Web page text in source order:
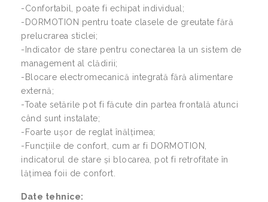
-Confortabil, poate fi echipat individual;
-DORMOTION pentru toate clasele de greutate fără
prelucrarea sticlei;
-Indicator de stare pentru conectarea la un sistem de
management al clădirii;
-Blocare electromecanică integrată fără alimentare
externă;
-Toate setările pot fi făcute din partea frontală atunci
când sunt instalate;
-Foarte ușor de reglat înălțimea;
-Funcțiile de confort, cum ar fi DORMOTION,
indicatorul de stare și blocarea, pot fi retrofitate în
lățimea foii de confort.
Date tehnice: